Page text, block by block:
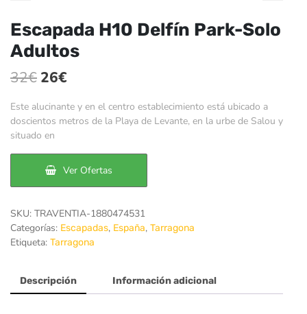
Escapada H10 Delfín Park-Solo
Adultos
32€ El
precio
original
era:
32€.
26€
precio
actual
26€.
Este alucinante y en el centro establecimiento está ubicado a
doscientos metros de la Playa de Levante, en la urbe de Salou y
situado en
Ver Ofertas
SKU: TRAVENTIA-1880474531
Categorías: Escapadas, España, Tarragona
Etiqueta: Tarragona
Descripción Información adicional